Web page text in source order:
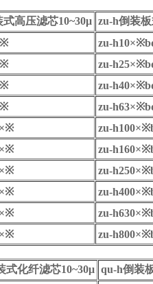
式高压滤芯10~30μ zu-h倒装
zu-h10×※
zu-h25×※
zu-h40×※
zu-h63×※
×※ zu-h100×※
×※ zu-h160×※
×※ zu-h250×※
×※ zu-h400×※
×※ zu-h630×※
×※ zu-h800×※
式化纤滤芯10~30μ qu-h倒装